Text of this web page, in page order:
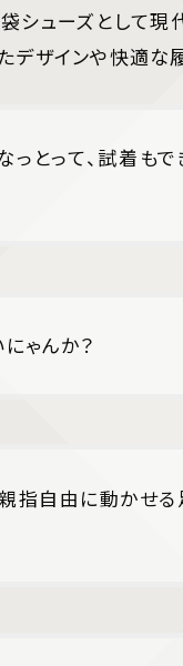
シューズとして
ザインや快適な
っとって、試着も
ゃんか？
指自由に動かせ